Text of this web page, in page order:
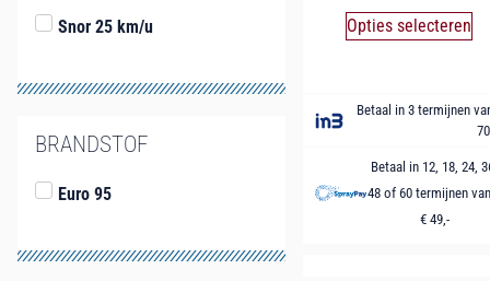
Snor 25 km/u
BRANDSTOF
Euro 95
Opties selecteren
Betaal in 3 termijnen
Betaal in 12, 18, 24,
48 of 60 termijnen
€ 49,-